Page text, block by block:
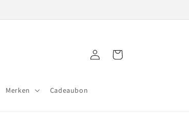
Merken Cadeaubon
InloggenWinkelwagen